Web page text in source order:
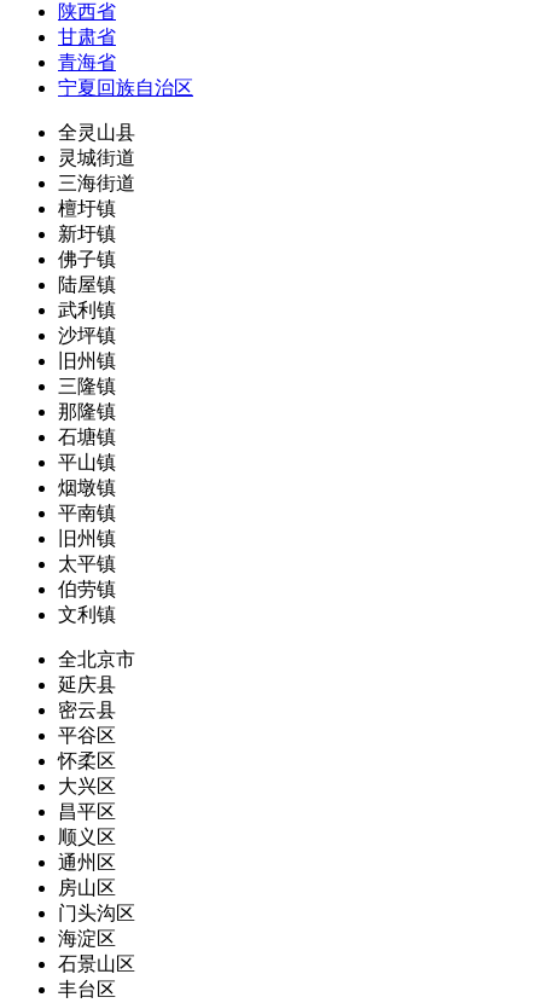
陕西省
甘肃省
青海省
宁夏回族自治区
全灵山县
灵城街道
三海街道
檀圩镇
新圩镇
佛子镇
陆屋镇
武利镇
沙坪镇
旧州镇
三隆镇
那隆镇
石塘镇
平山镇
烟墩镇
平南镇
旧州镇
太平镇
伯劳镇
文利镇
全北京市
延庆县
密云县
平谷区
怀柔区
大兴区
昌平区
顺义区
通州区
房山区
门头沟区
海淀区
石景山区
丰台区